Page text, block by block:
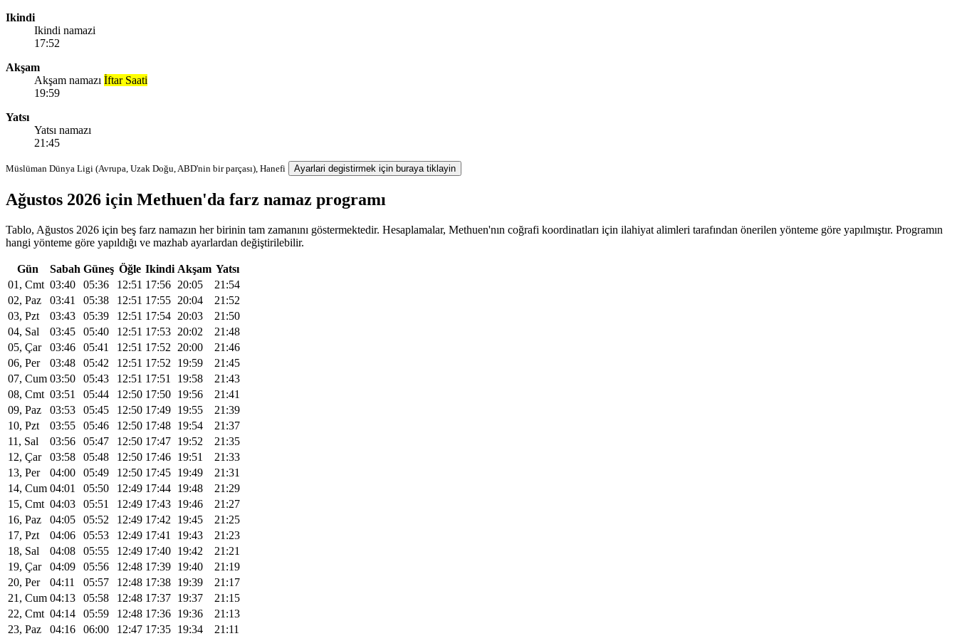
Ikindi
Ikindi namazi
17:52
Akşam
Akşam namazı İftar Saati
19:59
Yatsı
Yatsı namazı
21:45
Müslüman Dünya Ligi (Avrupa, Uzak Doğu, ABD'nin bir parçası), Hanefi Ayarlari degistirmek için buraya tiklayin
Ağustos 2026 için Methuen'da farz namaz programı
Tablo, Ağustos 2026 için beş farz namazın her birinin tam zamanını göstermektedir. Hesaplamalar, Methuen'nın coğrafi koordinatları için ilahiyat alimleri tarafından önerilen yönteme göre yapılmıştır. Programın
hangi yönteme göre yapıldığı ve mazhab ayarlardan değiştirilebilir.
Gün Sabah Güneş Öğle Ikindi Akşam Yatsı
01, Cmt 03:40 05:36 12:51 17:56 20:05
21:54
02, Paz
03:41 05:38 12:51 17:55 20:04
21:52
03, Pzt
03:43 05:39 12:51 17:54 20:03
21:50
04, Sal
03:45 05:40 12:51 17:53 20:02
21:48
05, Çar
03:46 05:41 12:51 17:52 20:00
21:46
06, Per
03:48 05:42 12:51 17:52 19:59
21:45
07, Cum 03:50 05:43 12:51 17:51 19:58
21:43
08, Cmt 03:51 05:44 12:50 17:50 19:56
21:41
09, Paz
03:53 05:45 12:50 17:49 19:55
21:39
10, Pzt
03:55 05:46 12:50 17:48 19:54
21:37
11, Sal
03:56 05:47 12:50 17:47 19:52
21:35
12, Çar
03:58 05:48 12:50 17:46 19:51
21:33
13, Per
04:00 05:49 12:50 17:45 19:49
21:31
14, Cum 04:01 05:50 12:49 17:44 19:48
21:29
15, Cmt 04:03 05:51 12:49 17:43 19:46
21:27
16, Paz
04:05 05:52 12:49 17:42 19:45
21:25
17, Pzt
04:06 05:53 12:49 17:41 19:43
21:23
18, Sal
04:08 05:55 12:49 17:40 19:42
21:21
19, Çar
04:09 05:56 12:48 17:39 19:40
21:19
20, Per
04:11 05:57 12:48 17:38 19:39
21:17
21, Cum 04:13 05:58 12:48 17:37 19:37
21:15
22, Cmt 04:14 05:59 12:48 17:36 19:36
21:13
23, Paz
04:16 06:00 12:47 17:35 19:34
21:11